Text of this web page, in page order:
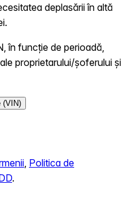
deplasării în altă
în funcție de perioadă,
proprietarului/șoferului și
(VIN)
Politica de
.